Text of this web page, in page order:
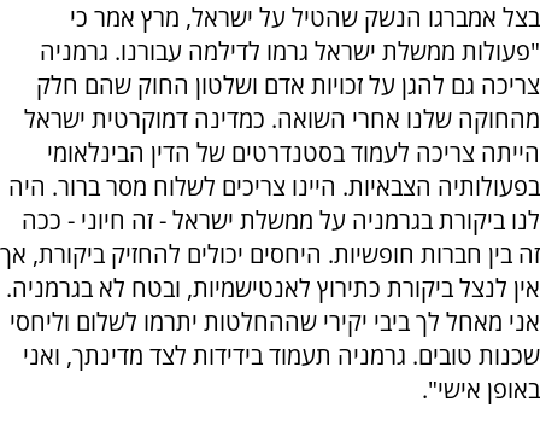
בצל אמברגו הנשק שהטיל על ישראל, מרץ אמר כי
"פעולות ממשלת ישראל גרמו לדילמה עבורנו. גרמניה
צריכה גם להגן על זכויות אדם ושלטון החוק שהם חלק
מהחוקה שלנו אחרי השואה. כמדינה דמוקרטית ישראל
הייתה צריכה לעמוד בסטנדרטים של הדין הבינלאומי
בפעולותיה הצבאיות. היינו צריכים לשלוח מסר ברור. היה
לנו ביקורת בגרמניה על ממשלת ישראל - זה חיוני - ככה
זה בין חברות חופשיות. היחסים יכולים להחזיק ביקורת, אך
אין לנצל ביקורת כתירוץ לאנטישמיות, ובטח לא בגרמניה.
אני מאחל לך ביבי יקירי שההחלטות יתרמו לשלום וליחסי
שכנות טובים. גרמניה תעמוד בידידות לצד מדינתך, ואני
באופן אישי".